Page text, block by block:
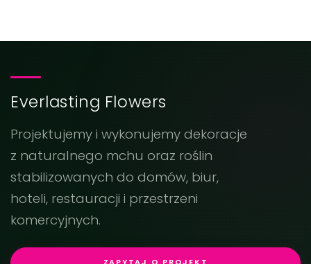
Everlasting Flowers
Projektujemy i wykonujemy dekoracje
z naturalnego mchu oraz roślin
stabilizowanych do domów, biur,
hoteli, restauracji i przestrzeni
komercyjnych.